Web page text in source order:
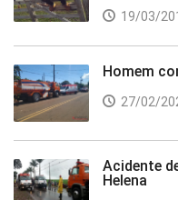
19/03/
Homem
27/02/
Acidente
Helena